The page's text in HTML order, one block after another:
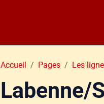
Accueil Pages Les
Labenne/